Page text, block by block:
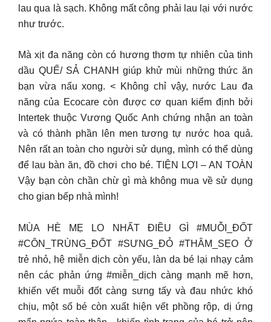
lau qua là sạch. Không mất công phải lau lại với nước
như trước.
Mà xịt đa năng còn có hương thơm tự nhiên của tinh
dầu QUẾ/ SẢ CHANH giúp khử mùi những thức ăn
bạn vừa nấu xong. < Không chỉ vậy, nước Lau đa
năng của Ecocare còn được cơ quan kiểm định bởi
Intertek thuộc Vương Quốc Anh chứng nhận an toàn
và có thành phần lên men tương tự nước hoa quả.
Nên rất an toàn cho người sử dụng, mình có thể dùng
để lau bàn ăn, đồ chơi cho bé. TIỆN LỢI – AN TOÀN
Vậy bạn còn chần chừ gì mà không mua về sử dụng
cho gian bếp nhà mình!
MÙA HÈ MẸ LO NHẤT ĐIỀU GÌ #MUỖI_ĐỐT
#CÔN_TRÙNG_ĐỐT #SƯNG_ĐỎ #THÂM_SẸO Ở
trẻ nhỏ, hệ miễn dịch còn yếu, làn da bé lại nhạy cảm
nên các phản ứng #miễn_dịch càng mạnh mẽ hơn,
khiến vết muỗi đốt càng sưng tấy và đau nhức khó
chịu, một số bé còn xuất hiện vết phồng rộp, dị ứng